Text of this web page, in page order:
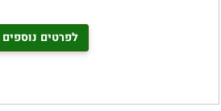
לפרטים נוספים